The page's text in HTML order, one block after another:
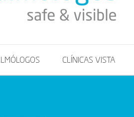
CLÍNICAS VISTA